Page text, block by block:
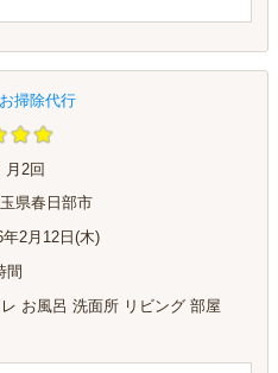
お掃除代行
月2回
県春日部市
年2月12日(木)
間
レ お風呂 洗面所 リビング 部屋